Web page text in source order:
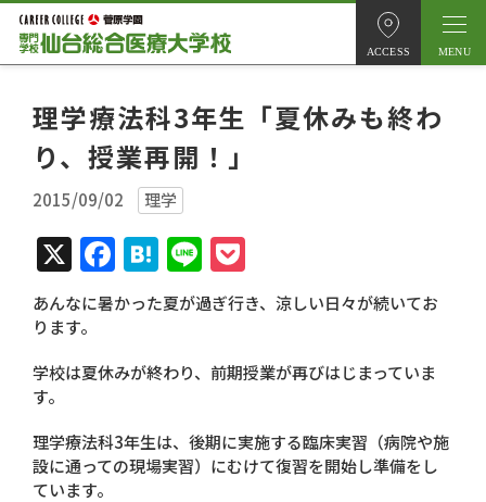
ACCESS
理学療法科3年生「夏休みも終わ
り、授業再開！」
2015/09/02 理学
X Facebook
Hatena
Line
あんなに暑かった夏が過ぎ行き、涼しい日々が続いてお
ります。
学校は夏休みが終わり、前期授業が再びはじまっていま
す。
理学療法科3年生は、後期に実施する臨床実習（病院や施
設に通っての現場実習）にむけて復習を開始し準備をし
ています。